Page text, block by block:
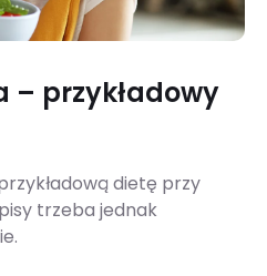
– przykładowy
dietę przy
trzeba jednak